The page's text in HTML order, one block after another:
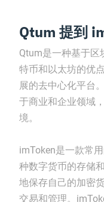
Qtum 提到
Qtum是一种基于区
特币和以太坊的优
展的去中心化平台
于商业和企业领域
境。
imToken是一款常
种数字货币的存储
地保存自己的加密
交易和管理。